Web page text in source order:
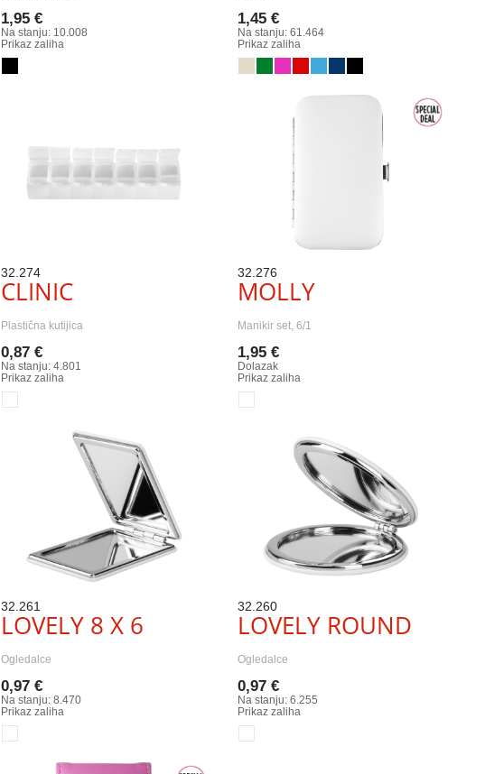
1,95 €
Na stanju: 10.008
Prikaz zaliha
1,45 €
Na stanju: 61.464
Prikaz zaliha
32.274
CLINIC
Plastična kutijica
0,87 €
Na stanju: 4.801
Prikaz zaliha
32.276
MOLLY
Manikir set, 6/1
1,95 €
Dolazak
Prikaz zaliha
32.261
LOVELY 8 X 6
Ogledalce
0,97 €
Na stanju: 8.470
Prikaz zaliha
32.260
LOVELY ROUND
Ogledalce
0,97 €
Na stanju: 6.255
Prikaz zaliha